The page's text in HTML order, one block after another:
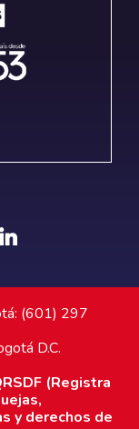
(601) 297
D.C.
(Registra
y derechos de